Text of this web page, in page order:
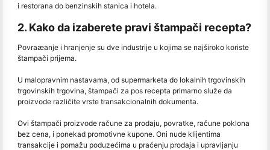
i restorana do benzinskih stanica i hotela.
2. Kako da izaberete pravi štampači recepta?
Povraæanje i hranjenje su dve industrije u kojima se najširoko koriste
štampači prijema.
U malopravnim nastavama, od supermarketa do lokalnih trgovinskih
trgovinskih trgovina, štampači za pos recepta primarno služe da
proizvode različite vrste transakcionalnih dokumenta.
Ovi štampači proizvode račune za prodaju, povratke, račune poklona
bez cena, i ponekad promotivne kupone. Oni nude klijentima
transakcije i pomažu poduzećima u praćenju prodaja i upravljanju